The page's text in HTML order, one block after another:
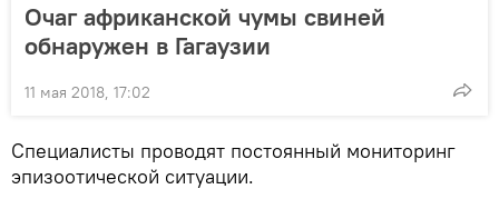
Очаг африканской чумы свиней
обнаружен в Гагаузии
11 мая 2018, 17:02
Специалисты проводят постоянный мониторинг
эпизоотической ситуации.